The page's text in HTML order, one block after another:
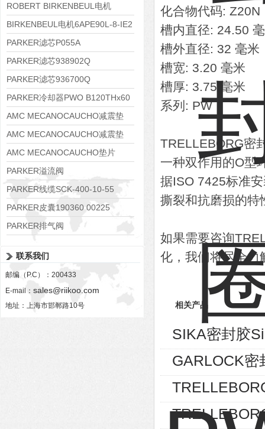
8APE90S-4 IE3
ROBERT BIRKENBEUL电机
8APE80M-2K-IE3
BIRKENBEUL电机6APE90L-8-IE2
PARKER滤芯P055A
PARKER滤芯938902Q
PARKER滤芯936700Q
PARKER冷却器PWO B120THx60
AMC MECANOCAUCHO减震垫
138552
AMC MECANOCAUCHO减震垫
138551
AMC MECANOCAUCHO垫片
608074
PARKER溢流阀
RE06M35W2N1KWXG087
PARKER线缆SCK-400-10-55
PARKER皮囊190360 00225
PARKER排气阀
联系我们
邮编（P.C）：200433
E-mail： sales@riikoo.com
地址：上海市邯郸路10号
化合物代码: Z20N
槽内直径: 24.50
槽外直径: 32 毫米
槽宽: 3.20 毫米
槽厚: 3.75 毫米
系列: PW
TRELLEBORG密
一种双作用的O型
据ISO 7425标准
撕裂和抗磨损的特
如果需要咨询
化，我们将尽全力
相关产品
SIKA密封胶
GARLOCK密